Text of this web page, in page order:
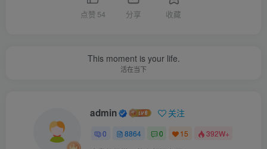
点赞 54 分享 收藏
This moment is your life.
活在当下
admin 关注
0 8864 0 15 392W+